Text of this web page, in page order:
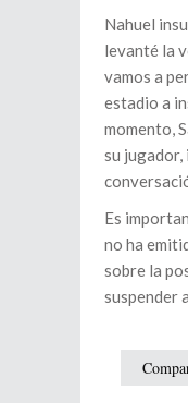
Nahuel
levanté la
vamos a
estadio a
momento,
su
Es
no ha
sobre la
suspender